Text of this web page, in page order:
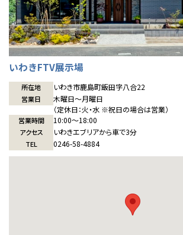
いわきFTV展示場
所在地 いわき市鹿島町飯田字八合22
営業日
木曜日〜月曜日
（定休日：火・水 ※祝日の場合は営業）
営業時間 10:00〜18:00
アクセス いわきエブリアから車で3分
TEL 0246-58-4884